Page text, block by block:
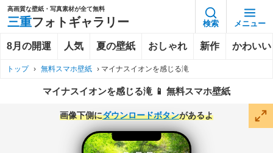
高画質な壁紙・写真素材が全て無料
三重フォトギャラリー 検索 メニュー
8月の開運 人気 夏の壁紙 おしゃれ 新作 かわいい
トップ › 無料スマホ壁紙 › マイナスイオンを感じる滝
マイナスイオンを感じる滝 📱 無料スマホ壁紙
画像下側にダウンロードボタンがあるよ